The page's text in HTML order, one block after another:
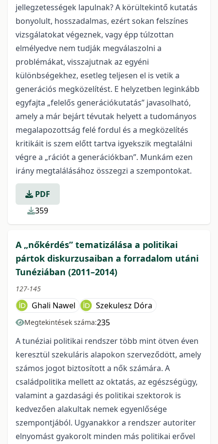
jellegzetességek lapulnak? A körültekintő kutatás
bonyolult, hosszadalmas, ezért sokan felszínes
vizsgálatokat végeznek, vagy épp túlzottan
elmélyedve nem tudják megválaszolni a
problémákat, visszajutnak az egyéni
különbségekhez, esetleg teljesen el is vetik a
generációs megközelítést. E helyzetben leginkább
egyfajta „felelős generációkutatás” javasolható,
amely a már bejárt tévutak helyett a tudományos
megalapozottság felé fordul és a megközelítés
kritikáit is szem előtt tartva igyekszik megtalálni
végre a „rációt a generációkban”. Munkám ezen
irány megtalálásához összegzi a szempontokat.
PDF
359
A „nőkérdés” tematizálása a politikai
pártok diskurzusaiban a forradalom utáni
Tunéziában (2011–2014)
127-145
Ghali Nawel Szekulesz Dóra
Megtekintések száma:235
A tunéziai politikai rendszer több mint ötven éven
keresztül szekuláris alapokon szerveződött, amely
számos jogot biztosított a nők számára. A
családpolitika mellett az oktatás, az egészségügy,
valamint a gazdasági és politikai szektorok is
kedvezően alakultak nemek egyenlősége
szempontjából. Ugyanakkor a rendszer autoriter
elnyomást gyakorolt minden más politikai erővel